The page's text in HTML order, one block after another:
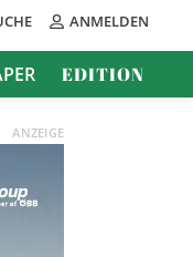
ANMELDEN
EDITION
ANZEIGE